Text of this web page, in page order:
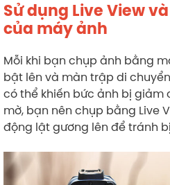
Sử dụng Live View
của máy ảnh
Mỗi khi bạn chụp ảnh bằng
bật lên và màn trập di
có thể khiến bức ảnh bị giảm
mờ, bạn nên chụp bằng Live
động lật gương lên để tránh